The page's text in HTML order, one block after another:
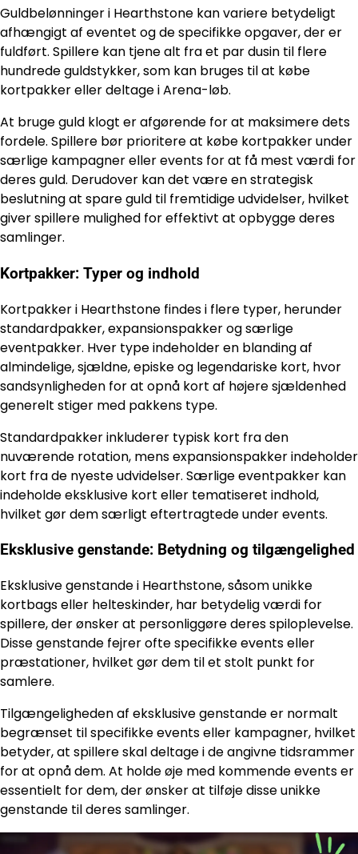
Guldbelønninger i Hearthstone kan variere betydeligt
afhængigt af eventet og de specifikke opgaver, der er
fuldført. Spillere kan tjene alt fra et par dusin til flere
hundrede guldstykker, som kan bruges til at købe
kortpakker eller deltage i Arena-løb.
At bruge guld klogt er afgørende for at maksimere dets
fordele. Spillere bør prioritere at købe kortpakker under
særlige kampagner eller events for at få mest værdi for
deres guld. Derudover kan det være en strategisk
beslutning at spare guld til fremtidige udvidelser, hvilket
giver spillere mulighed for effektivt at opbygge deres
samlinger.
Kortpakker: Typer og indhold
Kortpakker i Hearthstone findes i flere typer, herunder
standardpakker, expansionspakker og særlige
eventpakker. Hver type indeholder en blanding af
almindelige, sjældne, episke og legendariske kort, hvor
sandsynligheden for at opnå kort af højere sjældenhed
generelt stiger med pakkens type.
Standardpakker inkluderer typisk kort fra den
nuværende rotation, mens expansionspakker indeholder
kort fra de nyeste udvidelser. Særlige eventpakker kan
indeholde eksklusive kort eller tematiseret indhold,
hvilket gør dem særligt eftertragtede under events.
Eksklusive genstande: Betydning og tilgængelighed
Eksklusive genstande i Hearthstone, såsom unikke
kortbags eller helteskinder, har betydelig værdi for
spillere, der ønsker at personliggøre deres spiloplevelse.
Disse genstande fejrer ofte specifikke events eller
præstationer, hvilket gør dem til et stolt punkt for
samlere.
Tilgængeligheden af eksklusive genstande er normalt
begrænset til specifikke events eller kampagner, hvilket
betyder, at spillere skal deltage i de angivne tidsrammer
for at opnå dem. At holde øje med kommende events er
essentielt for dem, der ønsker at tilføje disse unikke
genstande til deres samlinger.